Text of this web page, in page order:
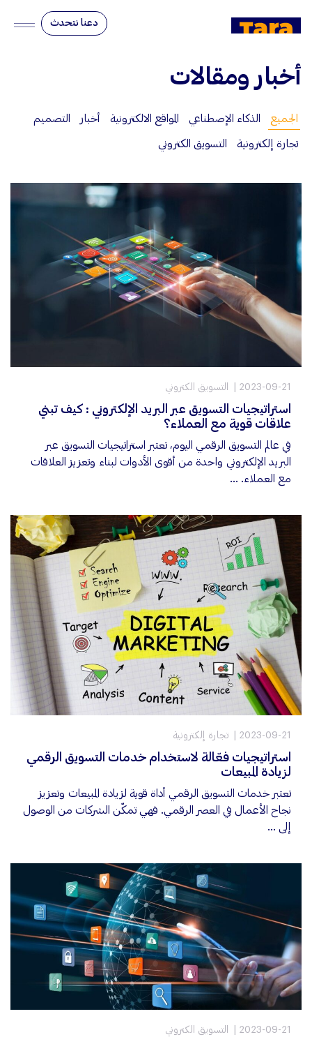
دعنا نتحدث
أخبار ومقالات
الجميع الذكاء الإصطناعي المواقع الالكترونية أخبار التصميم
تجارة إلكترونية التسويق الكتروني
2023-09-21 التسويق الكتروني
استراتيجيات التسويق عبر البريد الإلكتروني : كيف تبني
علاقات قوية مع العملاء؟
في عالم التسويق الرقمي اليوم، تعتبر استراتيجيات التسويق عبر
البريد الإلكتروني واحدة من أقوى الأدوات لبناء وتعزيز العلاقات
مع العملاء. ...
2023-09-21 تجارة إلكترونية
استراتيجيات فعّالة لاستخدام خدمات التسويق الرقمي
لزيادة المبيعات
تعتبر خدمات التسويق الرقمي أداة قوية لزيادة المبيعات وتعزيز
نجاح الأعمال في العصر الرقمي. فهي تمكّن الشركات من الوصول
إلى ...
2023-09-21 التسويق الكتروني